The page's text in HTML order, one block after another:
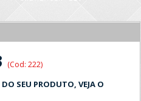
(Cod: 222)
SEU PRODUTO, VEJA O